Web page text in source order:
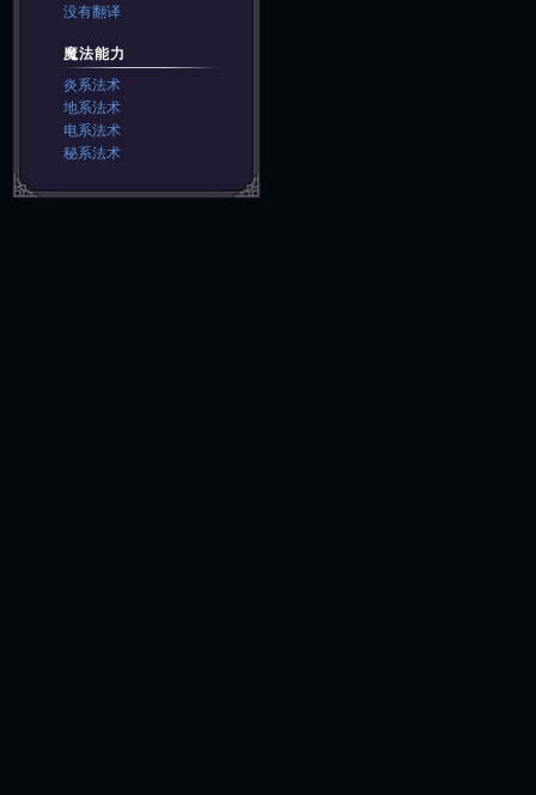
没有翻译
魔法能力
炎系法术
地系法术
电系法术
秘系法术